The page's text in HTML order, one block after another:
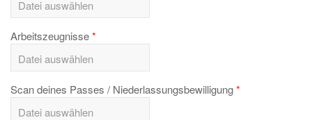
Arbeitszeugnisse
Scan deines Passes / Niederlassungsbewilligung